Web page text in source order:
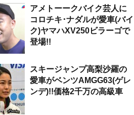
アメトーークバイク芸人に
コロチキ･ナダルが愛車(バイ
ク)ヤマハXV250ビラーゴで
登場!!
スキージャンプ高梨沙羅の
愛車がベンツAMGG63(ゲレ
ンデ)!!価格2千万の高級車